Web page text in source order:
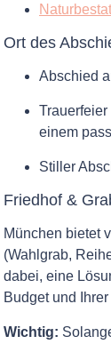
Ort des
Abschied
einem
Stiller
Friedhof &
München bietet
(Wahlgrab,
dabei, eine
Budget und
Wichtig: